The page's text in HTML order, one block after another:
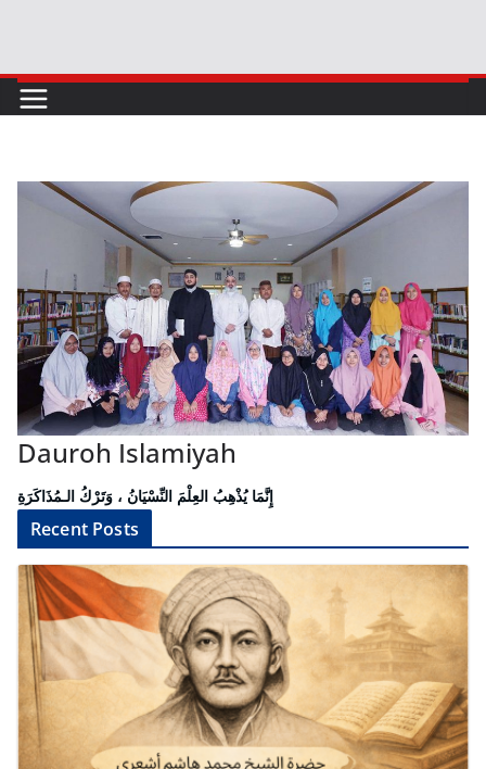
content
Dauroh Islamiyah
إِنَّمَا يُذْهِبُ العِلْمَ النِّسْيَانُ ، وَتَرْكُ الـمُذَاكَرَةِ
Recent Posts